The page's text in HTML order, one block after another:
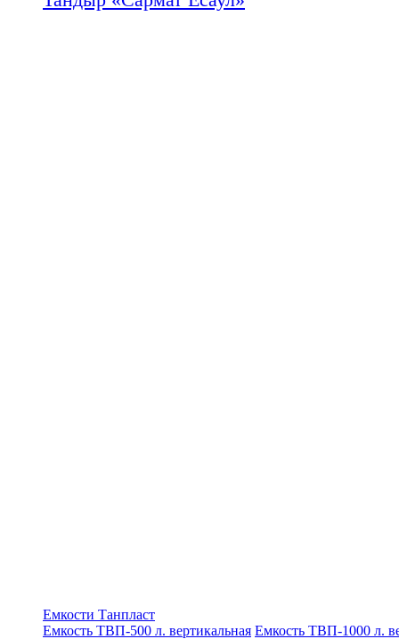
Емкости Танпласт
Емкость ТВП-500 л. вертикальная Емкость ТВП-1000 л.